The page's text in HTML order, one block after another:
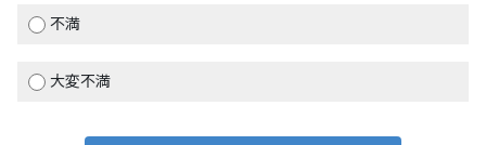
不満
大変不満